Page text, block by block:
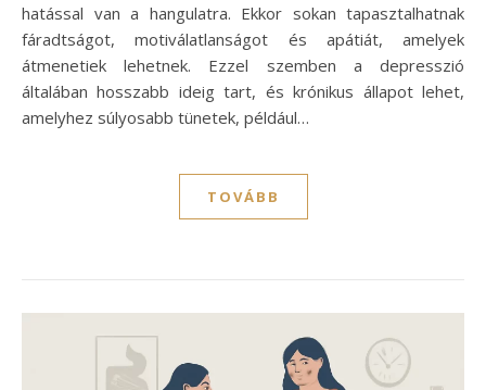
hatással van a hangulatra. Ekkor sokan tapasztalhatnak
fáradtságot, motiválatlanságot és apátiát, amelyek
átmenetiek lehetnek. Ezzel szemben a depresszió
általában hosszabb ideig tart, és krónikus állapot lehet,
amelyhez súlyosabb tünetek, például…
TOVÁBB